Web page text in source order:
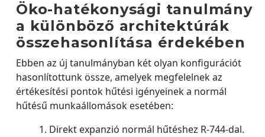
Öko-hatékonysági tanulmány
a különböző architektúrák
összehasonlítása érdekében
Ebben az új tanulmányban két olyan konfigurációt
hasonlítottunk össze, amelyek megfelelnek az
értékesítési pontok hűtési igényeinek a normál
hűtésű munkaállomások esetében:
Direkt expanzió normál hűtéshez R-744-dal.